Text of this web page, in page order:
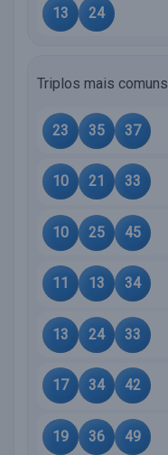
13 24
Triplos mais comuns
23 35 37
10 21 33
10 25 45
11 13 34
13 24 33
17 34 42
19 36 49